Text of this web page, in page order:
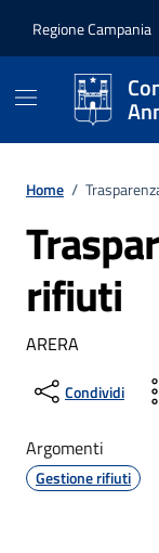
Regione Campania
Home /
rifiuti
ARERA
Condividi
Argomenti
Gestione rifiuti